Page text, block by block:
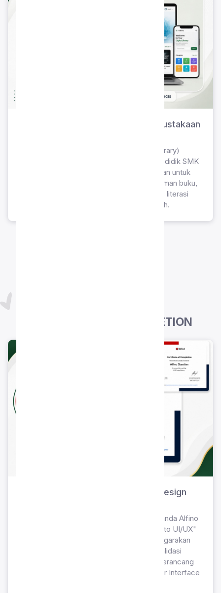
Proyek Inovasi Siswa: Sistem Perpustakaan
Sistem informasi perpustakaan digital (e-library)
berbasis web yang diciptakan oleh peserta didik SMK
Islam Sahabat Ilmu. Aplikasi ini dikembangkan untuk
mempermudah sistem manajemen peminjaman buku,
pencarian katalog, serta memperluas akses literasi
bagi civitas akademika di lingkungan sekolah.
CERTIFICATE OF COMPLETION
Certificate of Completion: UI/UX Design
Pencapaian sertifikasi kompetensi oleh Ananda Alfino
atas penyelesaian program pelatihan "Intro to UI/UX"
dan "UI/UX Design Mastery" yang diselenggarakan
oleh platform Skilvul. Pencapaian ini memvalidasi
keterampilan praktis peserta didik dalam merancang
antarmuka dan pengalaman pengguna (User Interface